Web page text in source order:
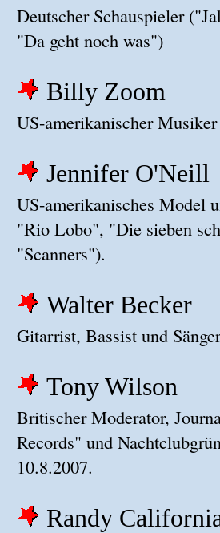
Deutscher Schauspieler
"Da geht noch was")
Billy Zoom
US-amerikanischer
Jennifer O'Neill
US-amerikanisches Model
"Rio Lobo", "Die sieben
"Scanners").
Walter Becker
Gitarrist, Bassist und
Tony Wilson
Britischer Moderator,
Records" und
10.8.2007.
Randy